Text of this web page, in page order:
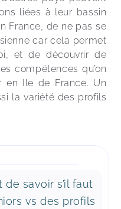
liées à leur bassin
France, de ne pas se
car cela permet
et de découvrir de
compétences qu’on
en Ile de France. Un
la variété des profils
savoir s’il faut
vs des profils